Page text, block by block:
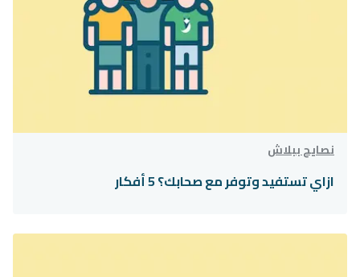
نصايح ببلاش
ازاي تستفيد وتوفر مع صحابك؟ 5 أفكار